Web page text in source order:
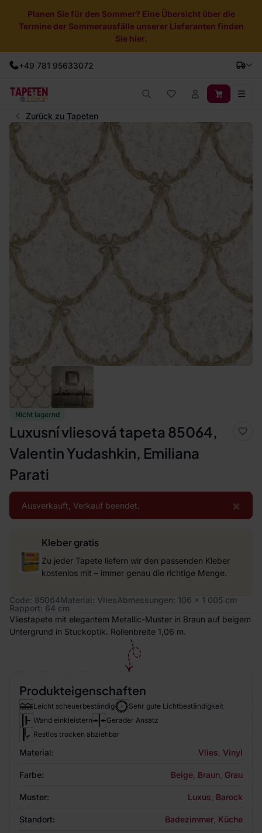
Planen Sie für den Sommer? Eine Übersicht über die
Termine der Sommerausfälle unserer Lieferanten finden
Sie hier.
+49 781 95633072
Zurück zu Tapeten
Nicht lagernd
Luxusní vliesová tapeta 85064,
Valentin Yudashkin, Emiliana
Parati
×
Ausverkauft, Verkauf beendet.
Kleber gratis
Zu jeder Tapete liefern wir den passenden Kleber
kostenlos mit – immer genau die richtige Menge.
Code: 85064Material: VliesAbmessungen: 106 x 1 005 cm
Rapport: 64 cm
Vliestapete mit elegantem Metallic-Muster in Braun auf beigem
Untergrund in Stuckoptik. Rollenbreite 1,06 m.
Produkteigenschaften
Leicht scheuerbeständig
Sehr gute Lichtbeständigkeit
Wand einkleistern
Gerader Ansatz
Restlos trocken abziehbar
Material: Vlies Vinyl
Farbe: Beige Braun Grau
Muster: Luxus Barock
Standort: Badezimmer Küche